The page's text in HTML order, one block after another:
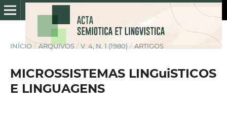
INÍCIO / ARQUIVOS / V. 4, N. 1 (1980) / ARTIGOS
MICROSSISTEMAS LINGuiSTICOS
E LINGUAGENS